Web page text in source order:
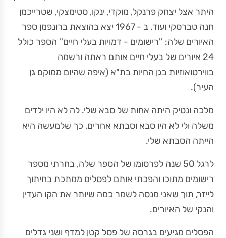
היתר אצל יצחק פרנקל, מוקדי, ינקו, סטימצקי, שטרייכמן
חנה טברסקי ועוד. ב - 1967 יצא בהוצאת ברונפמן ספר
האיורים שלה: ''רישומים - דמויות בעלי חיים'' הספר כולל
24 איורים של בעלי חיים אותם ראתה ורשמה
בווירטואוזיות בגן החיות בת"א (איפה שהיום ממוקם גן
העיר).
מלכה ונטיק היתה אחות של סבא שלי. לה לא היו ילדים
משלה ולי לא היו סבא וסבתא אחרים, כך שלמעשה היא
הייתה הסבתא שלי.
לרגל 50 שנה לפרסומו של הספר שלה, בחרתי מספר
רישומים מתוכו והפכתי אותם לפסלים ממתכת בחיתוך
לייזר, תוך שאני מנסה לשמר כמה שיותר את הקו העדין
והנקי של האיורים.
הפסלים מגיעים בגרסה של פסל קטן למדף ושני גדלים